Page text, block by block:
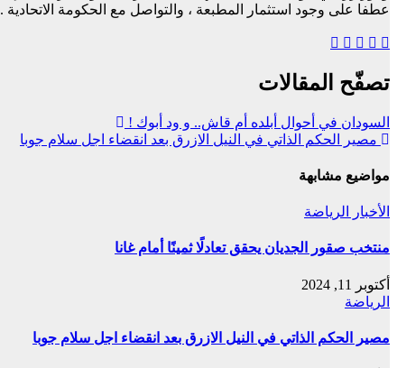
عطفا على وجود استثمار المطبعة ، والتواصل مع الحكومة الاتحادية .
تصفّح المقالات
السودان في أحوال أبلده أم قاش.. و ود أبوك !
مصير الحكم الذاتي في النيل الازرق بعد انقضاء اجل سلام جوبا
مواضيع مشابهة
الأخبار الرياضة
منتخب صقور الجديان يحقق تعادلًا ثمينًا أمام غانا
أكتوبر 11, 2024
الرياضة
مصير الحكم الذاتي في النيل الازرق بعد انقضاء اجل سلام جوبا